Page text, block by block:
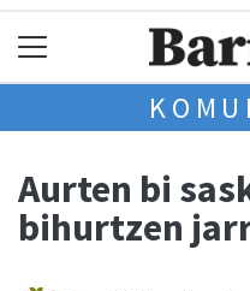
Aurten bi
bihurtzen